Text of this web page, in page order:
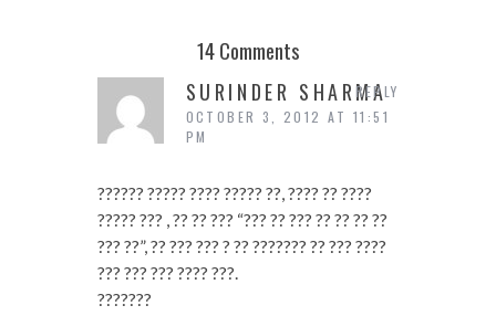
14 Comments
SURINDER SHARMA
OCTOBER 3, 2012 AT 11:51
PM
?????? ????? ???? ????? ??, ???? ?? ????
????? ??? , ?? ?? ??? “??? ?? ??? ?? ?? ?? ??
??? ??”, ?? ??? ??? ? ?? ??????? ?? ??? ????
??? ??? ??? ???? ???.
???????
REPLY